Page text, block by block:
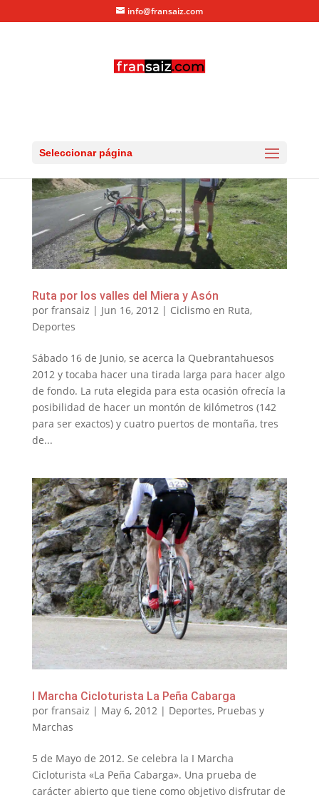
info@fransaiz.com
Seleccionar página
Ruta por los valles del Miera y Asón
por fransaiz | Jun 16, 2012 | Ciclismo en Ruta,
Deportes
Sábado 16 de Junio, se acerca la Quebrantahuesos
2012 y tocaba hacer una tirada larga para hacer algo
de fondo. La ruta elegida para esta ocasión ofrecía la
posibilidad de hacer un montón de kilómetros (142
para ser exactos) y cuatro puertos de montaña, tres
de...
I Marcha Cicloturista La Peña Cabarga
por fransaiz | May 6, 2012| Deportes, Pruebas y
Marchas
5 de Mayo de 2012. Se celebra la I Marcha
Cicloturista «La Peña Cabarga». Una prueba de
carácter abierto que tiene como objetivo disfrutar de